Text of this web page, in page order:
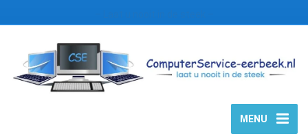
MENU